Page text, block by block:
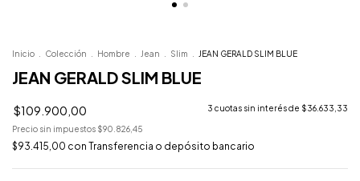
Inicio Colección Hombre Jean Slim JEAN GERALD SLIM BLUE
JEAN GERALD SLIM BLUE
$109.900,00 3 cuotas sin interés de $36.633,33
Precio sin impuestos $90.826,45
$93.415,00 con Transferencia o depósito bancario